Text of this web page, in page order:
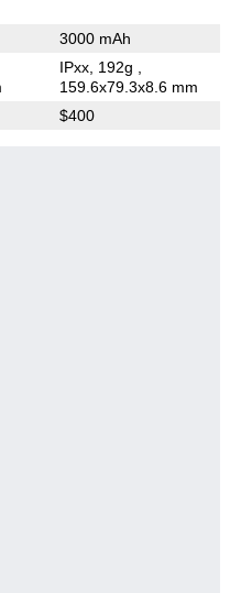
3000 mAh
IPxx, 192g
159.6x79.3x8.6 mm
$400